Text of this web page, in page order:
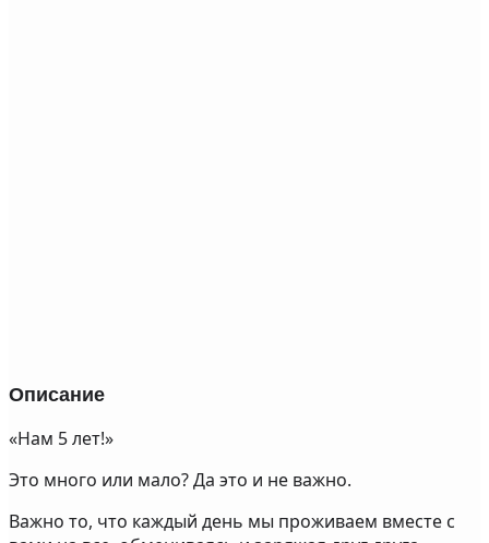
Описание
«Нам 5 лет!»
Это много или мало? Да это и не важно.
Важно то, что каждый день мы проживаем вместе с